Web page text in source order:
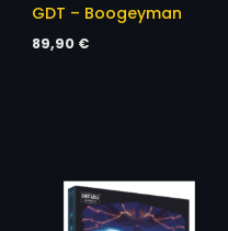
GDT – Boogeyman
89,90 €